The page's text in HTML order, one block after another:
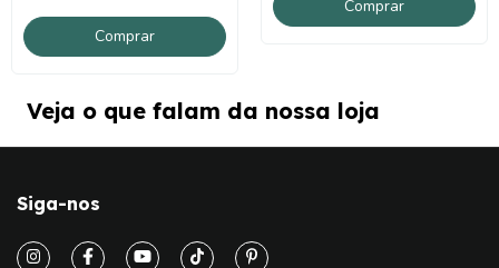
Comprar
Veja o que falam da nossa loja
Siga-nos